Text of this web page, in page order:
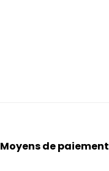
Moyens de paiement